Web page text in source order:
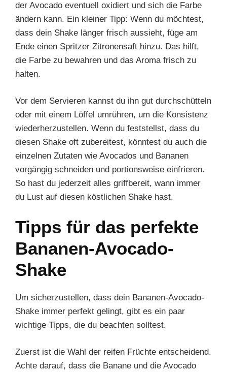
der Avocado eventuell oxidiert und sich die Farbe
ändern kann. Ein kleiner Tipp: Wenn du möchtest,
dass dein Shake länger frisch aussieht, füge am
Ende einen Spritzer Zitronensaft hinzu. Das hilft,
die Farbe zu bewahren und das Aroma frisch zu
halten.
Vor dem Servieren kannst du ihn gut durchschütteln
oder mit einem Löffel umrühren, um die Konsistenz
wiederherzustellen. Wenn du feststellst, dass du
diesen Shake oft zubereitest, könntest du auch die
einzelnen Zutaten wie Avocados und Bananen
vorgängig schneiden und portionsweise einfrieren.
So hast du jederzeit alles griffbereit, wann immer
du Lust auf diesen köstlichen Shake hast.
Tipps für das perfekte
Bananen-Avocado-
Shake
Um sicherzustellen, dass dein Bananen-Avocado-
Shake immer perfekt gelingt, gibt es ein paar
wichtige Tipps, die du beachten solltest.
Zuerst ist die Wahl der reifen Früchte entscheidend.
Achte darauf, dass die Banane und die Avocado